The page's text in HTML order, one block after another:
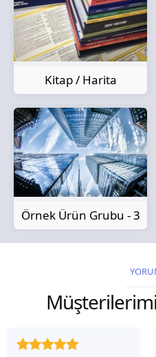
Kitap / Harita
Örnek Ürün Grubu - 3